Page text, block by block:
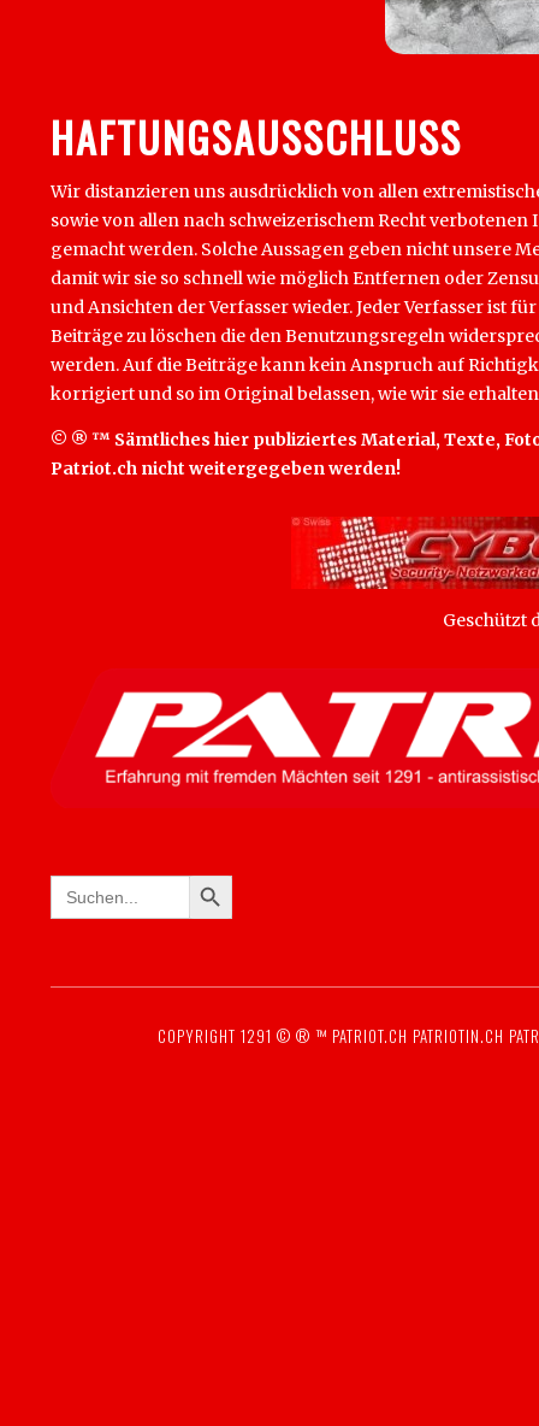
HAFTUNGSAUSSCHLUSS
Wir distanzieren uns ausdrücklich von allen
sowie von allen nach schweizerischem Recht
gemacht werden. Solche Aussagen geben nicht unsere
damit wir sie so schnell wie möglich Entfernen oder
und Ansichten der Verfasser wieder. Jeder Verfasser ist
Beiträge zu löschen die den Benutzungsregeln
werden. Auf die Beiträge kann kein Anspruch auf
korrigiert und so im Original belassen, wie wir sie
© ® ™ Sämtliches hier publiziertes Material, Texte,
Patriot.ch nicht weitergegeben werden!
Geschützt
Search
for:
SEARCH BUTTON
COPYRIGHT 1291 © ® ™ PATRIOT.CH PATRIOTIN.CH